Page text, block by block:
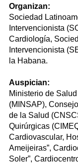
Organizan:
Sociedad
Intervencionista
Cardiología,
Intervencionista
la Habana.
Auspician:
Ministerio de
(MINSAP),
de la Salud
Quirúrgicas
Cardiovascular,
Ameijeiras”,
Soler”,